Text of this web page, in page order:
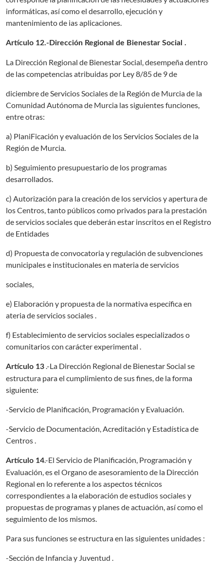
informáticas, así como el desarrollo, ejecución y
mantenimiento de ias aplicaciones.
Artículo 12.-Dirección Regional de Bienestar Social .
La Dirección Regional de Bienestar Social, desempeña dentro
de las competencias atribuidas por Ley 8/85 de 9 de
diciembre de Servicios Sociales de la Región de Murcia de la
Comunidad Autónoma de Murcia las siguientes funciones,
entre otras:
a) PlaniFicación y evaluación de los Servicios Sociales de la
Región de Murcia.
b) Seguimiento presupuestario de los programas
desarrollados.
c) Autorización para la creación de los servicios y apertura de
los Centros, tanto públicos como privados para la prestación
de servicios sociales que deberán estar inscritos en el Registro
de Entidades
d) Propuesta de convocatoria y regulación de subvenciones
municipales e institucionales en materia de servicios
sociales,
e) Elaboración y propuesta de la normativa específica en
ateria de servicios sociales .
f) Establecimiento de servicios sociales especializados o
comunitarios con carácter experimental .
Artículo 13.-La Dirección Regional de Bienestar Social se
estructura para el cumplimiento de sus fines, de la forma
siguiente:
-Servicio de Planificación, Programación y Evaluación.
-Servicio de Documentación, Acreditación y Estadística de
Centros .
Artículo 14.-El Servicio de Planificación, Programación y
Evaluación, es el Organo de asesoramiento de la Dirección
Regional en lo referente a los aspectos técnicos
correspondientes a la elaboración de estudios sociales y
propuestas de programas y planes de actuación, así como el
seguimiento de los mismos.
Para sus funciones se estructura en las siguientes unidades :
-Sección de Infancia y Juventud .